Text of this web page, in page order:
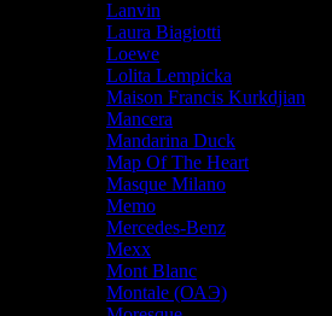
Lanvin
Laura Biagiotti
Loewe
Lolita Lempicka
Maison Francis Kurkdjian
Mancera
Mandarina Duck
Map Of The Heart
Masque Milano
Memo
Mercedes-Benz
Mexx
Mont Blanc
Montale (ОАЭ)